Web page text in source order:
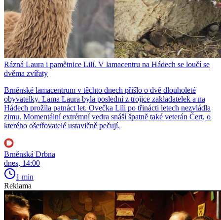
Rázná Laura i pamětnice Lili. V lamacentru na Hádech se loučí se
dvěma zvířaty
Brněnské lamacentrum v těchto dnech přišlo o dvě dlouholeté
obyvatelky. Lama Laura byla poslední z trojice zakladatelek a na
Hádech prožila patnáct let. Ovečka Lili po třinácti letech nezvládla
zimu. Momentální extrémní vedra snáší špatně také veterán Čert, o
kterého ošetřovatelé ustavičně pečují.
Brněnská Drbna
dnes, 14:00
1 min
Reklama